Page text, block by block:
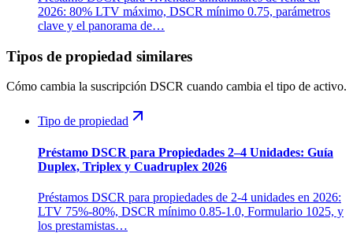
2026: 80% LTV máximo, DSCR mínimo 0.75, parámetros
clave y el panorama de…
Tipos de propiedad similares
Cómo cambia la suscripción DSCR cuando cambia el tipo de activo.
Tipo de propiedad
Préstamo DSCR para Propiedades 2–4 Unidades: Guía
Duplex, Triplex y Cuadruplex 2026
Préstamos DSCR para propiedades de 2-4 unidades en 2026:
LTV 75%-80%, DSCR mínimo 0.85-1.0, Formulario 1025, y
los prestamistas…